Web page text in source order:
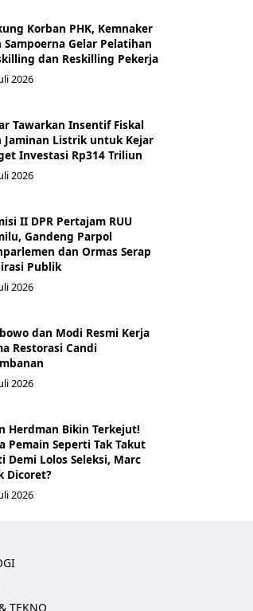
Korban PHK, Kemnaker
Sampoerna Gelar Pelatihan
dan Reskilling Pekerja
2026
Tawarkan Insentif Fiskal
Jaminan Listrik untuk Kejar
Investasi Rp314 Triliun
2026
II DPR Pertajam RUU
Gandeng Parpol
dan Ormas Serap
Publik
2026
dan Modi Resmi Kerja
Restorasi Candi
2026
Herdman Bikin Terkejut!
Pemain Seperti Tak Takut
Demi Lolos Seleksi, Marc
Dicoret?
2026
TEKNO